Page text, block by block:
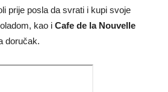
prije posla da svrati i kupi svoje
kao i Cafe de la Nouvelle
doručak.